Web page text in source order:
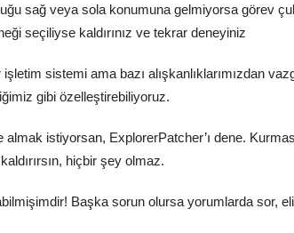
sağ veya sola konumuna gelmiyorsa görev
seçiliyse kaldırınız ve tekrar deneyiniz
sistemi ama bazı alışkanlıklarımızdan
gibi özelleştirebiliyoruz.
istiyorsan, ExplorerPatcher’ı dene.
hiçbir şey olmaz.
Başka sorun olursa yorumlarda sor,